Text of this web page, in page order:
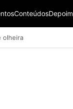
Conteúdos
olheira